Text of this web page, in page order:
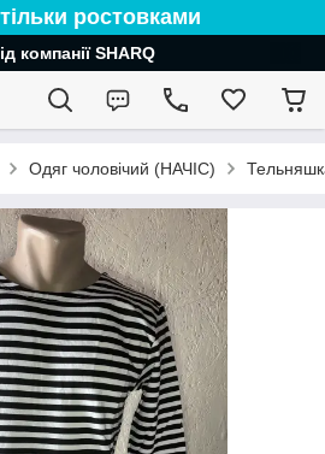
ростовками
компанії SHARQ
Одяг чоловічий (НАЧІС)